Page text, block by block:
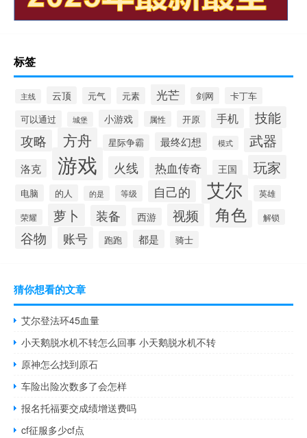
标签
主线 云顶 元气 元素 光芒 剑网
卡丁车
可以通过
城堡 小游戏 属性 开原 手机
技能
攻略
方舟 星际争霸 最终幻想 模式 武器
洛克 游戏 火线 热血传奇 王国 玩家
电脑 的人 的是 等级 自己的 艾尔 英雄
荣耀 萝卜 装备 西游 视频 角色 解锁
谷物 账号 跑跑 都是 骑士
猜你想看的文章
艾尔登法环45血量
小天鹅脱水机不转怎么回事 小天鹅脱水机不转
原神怎么找到原石
车险出险次数多了会怎样
报名托福要交成绩增送费吗
cf征服多少cf点